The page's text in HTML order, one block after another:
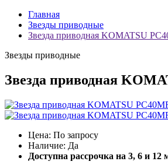
Главная
Звезды приводные
Звезда приводная KOMATSU
Звезды приводные
Звезда приводная
Цена: По запросу
Наличие: Да
Доступна рассрочка на 3, 6 и 12